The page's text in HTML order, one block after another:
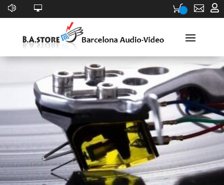
 
Capsulas y agujas